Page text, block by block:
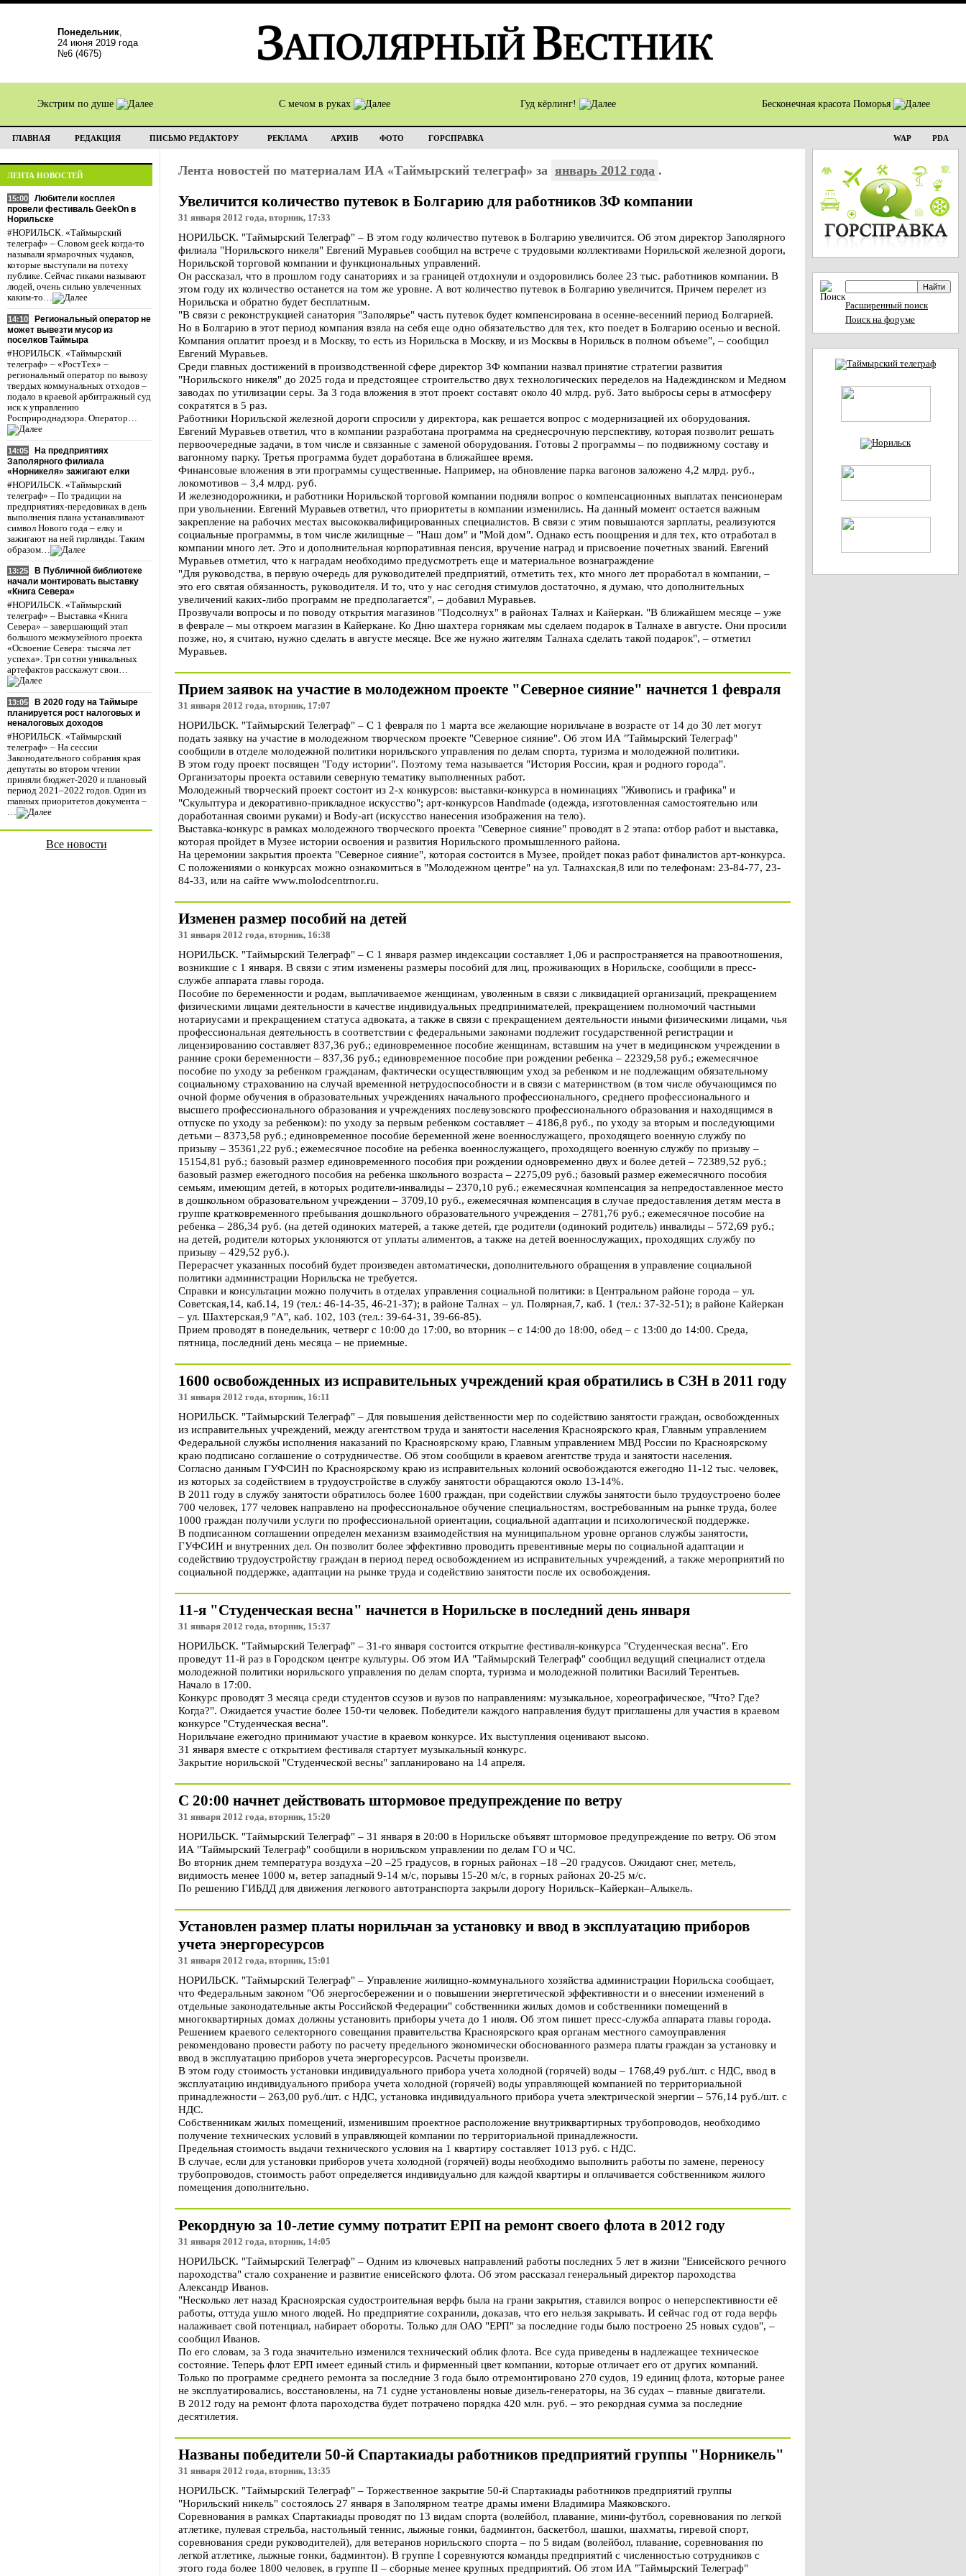
Понедельник,
24 июня 2019 года
№6 (4675)
Экстрим по душе С мечом в руках Гуд кёрлинг! Бесконечная красота Поморья
ГЛАВНАЯ РЕДАКЦИЯ ПИСЬМО РЕДАКТОРУ РЕКЛАМА АРХИВ ФОТО ГОРСПРАВКА WAP PDA
ЛЕНТА НОВОСТЕЙ
15:00
Любители косплея
провели фестиваль GeekOn в
Норильске
#НОРИЛЬСК. «Таймырский
телеграф» – Словом geek когда-то
называли ярмарочных чудаков,
которые выступали на потеху
публике. Сейчас гиками называют
людей, очень сильно увлеченных
каким-то…
14:10
Региональный оператор не
может вывезти мусор из
поселков Таймыра
#НОРИЛЬСК. «Таймырский
телеграф» – «РостТех» –
региональный оператор по вывозу
твердых коммунальных отходов –
подало в краевой арбитражный суд
иск к управлению
Росприроднадзора. Оператор…
14:05
На предприятиях
Заполярного филиала
«Норникеля» зажигают елки
#НОРИЛЬСК. «Таймырский
телеграф» – По традиции на
предприятиях-передовиках в день
выполнения плана устанавливают
символ Нового года – елку и
зажигают на ней гирлянды. Таким
образом…
13:25
В Публичной библиотеке
начали монтировать выставку
«Книга Севера»
#НОРИЛЬСК. «Таймырский
телеграф» – Выставка «Книга
Севера» – завершающий этап
большого межмузейного проекта
«Освоение Севера: тысяча лет
успеха». Три сотни уникальных
артефактов расскажут свои…
13:05
В 2020 году на Таймыре
планируется рост налоговых и
неналоговых доходов
#НОРИЛЬСК. «Таймырский
телеграф» – На сессии
Законодательного собрания края
депутаты во втором чтении
приняли бюджет-2020 и плановый
период 2021–2022 годов. Один из
главных приоритетов документа –
…
Все новости
Лента новостей по материалам ИА «Таймырский телеграф» за январь 2012 года .
Увеличится количество путевок в Болгарию для работников ЗФ компании
31 января 2012 года, вторник, 17:33
НОРИЛЬСК. "Таймырский Телеграф" – В этом году количество путевок в Болгарию увеличится. Об этом директор Заполярного
филиала "Норильского никеля" Евгений Муравьев сообщил на встрече с трудовыми коллективами Норильской железной дороги,
Норильской торговой компании и функциональных управлений.
Он рассказал, что в прошлом году санаториях и за границей отдохнули и оздоровились более 23 тыс. работников компании. В
этом году их количество останется на том же уровне. А вот количество путевок в Болгарию увеличится. Причем перелет из
Норильска и обратно будет бесплатным.
"В связи с реконструкцией санатория "Заполярье" часть путевок будет компенсирована в осенне-весенний период Болгарией.
Но в Болгарию в этот период компания взяла на себя еще одно обязательство для тех, кто поедет в Болгарию осенью и весной.
Компания оплатит проезд и в Москву, то есть из Норильска в Москву, и из Москвы в Норильск в полном объеме", – сообщил
Евгений Муравьев.
Среди главных достижений в производственной сфере директор ЗФ компании назвал принятие стратегии развития
"Норильского никеля" до 2025 года и предстоящее строительство двух технологических переделов на Надеждинском и Медном
заводах по утилизации серы. За 3 года вложения в этот проект составят около 40 млрд. руб. Зато выбросы серы в атмосферу
сократятся в 5 раз.
Работники Норильской железной дороги спросили у директора, как решается вопрос с модернизацией их оборудования.
Евгений Муравьев ответил, что в компании разработана программа на среднесрочную перспективу, которая позволит решать
первоочередные задачи, в том числе и связанные с заменой оборудования. Готовы 2 программы – по подвижному составу и
вагонному парку. Третья программа будет доработана в ближайшее время.
Финансовые вложения в эти программы существенные. Например, на обновление парка вагонов заложено 4,2 млрд. руб.,
локомотивов – 3,4 млрд. руб.
И железнодорожники, и работники Норильской торговой компании подняли вопрос о компенсационных выплатах пенсионерам
при увольнении. Евгений Муравьев ответил, что приоритеты в компании изменились. На данный момент остается важным
закрепление на рабочих местах высококвалифицированных специалистов. В связи с этим повышаются зарплаты, реализуются
социальные программы, в том числе жилищные – "Наш дом" и "Мой дом". Однако есть поощрения и для тех, кто отработал в
компании много лет. Это и дополнительная корпоративная пенсия, вручение наград и присвоение почетных званий. Евгений
Муравьев отметил, что к наградам необходимо предусмотреть еще и материальное вознаграждение
"Для руководства, в первую очередь для руководителей предприятий, отметить тех, кто много лет проработал в компании, –
это его святая обязанность, руководителя. И то, что у нас сегодня стимулов достаточно, я думаю, что дополнительных
увеличений каких-либо программ не предполагается", – добавил Муравьев.
Прозвучали вопросы и по поводу открытия магазинов "Подсолнух" в районах Талнах и Кайеркан. "В ближайшем месяце – уже
в феврале – мы откроем магазин в Кайеркане. Ко Дню шахтера горнякам мы сделаем подарок в Талнахе в августе. Они просили
позже, но, я считаю, нужно сделать в августе месяце. Все же нужно жителям Талнаха сделать такой подарок", – отметил
Муравьев.
Прием заявок на участие в молодежном проекте "Северное сияние" начнется 1 февраля
31 января 2012 года, вторник, 17:07
НОРИЛЬСК. "Таймырский Телеграф" – С 1 февраля по 1 марта все желающие норильчане в возрасте от 14 до 30 лет могут
подать заявку на участие в молодежном творческом проекте "Северное сияние". Об этом ИА "Таймырский Телеграф"
сообщили в отделе молодежной политики норильского управления по делам спорта, туризма и молодежной политики.
В этом году проект посвящен "Году истории". Поэтому тема называется "История России, края и родного города".
Организаторы проекта оставили северную тематику выполненных работ.
Молодежный творческий проект состоит из 2-х конкурсов: выставки-конкурса в номинациях "Живопись и графика" и
"Скульптура и декоративно-прикладное искусство"; арт-конкурсов Handmade (одежда, изготовленная самостоятельно или
доработанная своими руками) и Body-art (искусство нанесения изображения на тело).
Выставка-конкурс в рамках молодежного творческого проекта "Северное сияние" проводят в 2 этапа: отбор работ и выставка,
которая пройдет в Музее истории освоения и развития Норильского промышленного района.
На церемонии закрытия проекта "Северное сияние", которая состоится в Музее, пройдет показ работ финалистов арт-конкурса.
С положениями о конкурсах можно ознакомиться в "Молодежном центре" на ул. Талнахская,8 или по телефонам: 23-84-77, 23-
84-33, или на сайте www.molodcentrnor.ru.
Изменен размер пособий на детей
31 января 2012 года, вторник, 16:38
НОРИЛЬСК. "Таймырский Телеграф" – С 1 января размер индексации составляет 1,06 и распространяется на правоотношения,
возникшие с 1 января. В связи с этим изменены размеры пособий для лиц, проживающих в Норильске, сообщили в пресс-
службе аппарата главы города.
Пособие по беременности и родам, выплачиваемое женщинам, уволенным в связи с ликвидацией организаций, прекращением
физическими лицами деятельности в качестве индивидуальных предпринимателей, прекращением полномочий частными
нотариусами и прекращением статуса адвоката, а также в связи с прекращением деятельности иными физическими лицами, чья
профессиональная деятельность в соответствии с федеральными законами подлежит государственной регистрации и
лицензированию составляет 837,36 руб.; единовременное пособие женщинам, вставшим на учет в медицинском учреждении в
ранние сроки беременности – 837,36 руб.; единовременное пособие при рождении ребенка – 22329,58 руб.; ежемесячное
пособие по уходу за ребенком гражданам, фактически осуществляющим уход за ребенком и не подлежащим обязательному
социальному страхованию на случай временной нетрудоспособности и в связи с материнством (в том числе обучающимся по
очной форме обучения в образовательных учреждениях начального профессионального, среднего профессионального и
высшего профессионального образования и учреждениях послевузовского профессионального образования и находящимся в
отпуске по уходу за ребенком): по уходу за первым ребенком составляет – 4186,8 руб., по уходу за вторым и последующими
детьми – 8373,58 руб.; единовременное пособие беременной жене военнослужащего, проходящего военную службу по
призыву – 35361,22 руб.; ежемесячное пособие на ребенка военнослужащего, проходящего военную службу по призыву –
15154,81 руб.; базовый размер единовременного пособия при рождении одновременно двух и более детей – 72389,52 руб.;
базовый размер ежегодного пособия на ребенка школьного возраста – 2275,09 руб.; базовый размер ежемесячного пособия
семьям, имеющим детей, в которых родители-инвалиды – 2370,10 руб.; ежемесячная компенсация за непредоставленное место
в дошкольном образовательном учреждении – 3709,10 руб., ежемесячная компенсация в случае предоставления детям места в
группе кратковременного пребывания дошкольного образовательного учреждения – 2781,76 руб.; ежемесячное пособие на
ребенка – 286,34 руб. (на детей одиноких матерей, а также детей, где родители (одинокий родитель) инвалиды – 572,69 руб.;
на детей, родители которых уклоняются от уплаты алиментов, а также на детей военнослужащих, проходящих службу по
призыву – 429,52 руб.).
Перерасчет указанных пособий будет произведен автоматически, дополнительного обращения в управление социальной
политики администрации Норильска не требуется.
Справки и консультации можно получить в отделах управления социальной политики: в Центральном районе города – ул.
Советская,14, каб.14, 19 (тел.: 46-14-35, 46-21-37); в районе Талнах – ул. Полярная,7, каб. 1 (тел.: 37-32-51); в районе Кайеркан
– ул. Шахтерская,9 "А", каб. 102, 103 (тел.: 39-64-31, 39-66-85).
Прием проводят в понедельник, четверг с 10:00 до 17:00, во вторник – с 14:00 до 18:00, обед – с 13:00 до 14:00. Среда,
пятница, последний день месяца – не приемные.
1600 освобожденных из исправительных учреждений края обратились в СЗН в 2011 году
31 января 2012 года, вторник, 16:11
НОРИЛЬСК. "Таймырский Телеграф" – Для повышения действенности мер по содействию занятости граждан, освобожденных
из исправительных учреждений, между агентством труда и занятости населения Красноярского края, Главным управлением
Федеральной службы исполнения наказаний по Красноярскому краю, Главным управлением МВД России по Красноярскому
краю подписано соглашение о сотрудничестве. Об этом сообщили в краевом агентстве труда и занятости населения.
Согласно данным ГУФСИН по Красноярскому краю из исправительных колоний освобождаются ежегодно 11-12 тыс. человек,
из которых за содействием в трудоустройстве в службу занятости обращаются около 13-14%.
В 2011 году в службу занятости обратилось более 1600 граждан, при содействии службы занятости было трудоустроено более
700 человек, 177 человек направлено на профессиональное обучение специальностям, востребованным на рынке труда, более
1000 граждан получили услуги по профессиональной ориентации, социальной адаптации и психологической поддержке.
В подписанном соглашении определен механизм взаимодействия на муниципальном уровне органов службы занятости,
ГУФСИН и внутренних дел. Он позволит более эффективно проводить превентивные меры по социальной адаптации и
содействию трудоустройству граждан в период перед освобождением из исправительных учреждений, а также мероприятий по
социальной поддержке, адаптации на рынке труда и содействию занятости после их освобождения.
11-я "Студенческая весна" начнется в Норильске в последний день января
31 января 2012 года, вторник, 15:37
НОРИЛЬСК. "Таймырский Телеграф" – 31-го января состоится открытие фестиваля-конкурса "Студенческая весна". Его
проведут 11-й раз в Городском центре культуры. Об этом ИА "Таймырский Телеграф" сообщил ведущий специалист отдела
молодежной политики норильского управления по делам спорта, туризма и молодежной политики Василий Терентьев.
Начало в 17:00.
Конкурс проводят 3 месяца среди студентов ссузов и вузов по направлениям: музыкальное, хореографическое, "Что? Где?
Когда?". Ожидается участие более 150-ти человек. Победители каждого направления будут приглашены для участия в краевом
конкурсе "Студенческая весна".
Норильчане ежегодно принимают участие в краевом конкурсе. Их выступления оценивают высоко.
31 января вместе с открытием фестиваля стартует музыкальный конкурс.
Закрытие норильской "Студенческой весны" запланировано на 14 апреля.
С 20:00 начнет действовать штормовое предупреждение по ветру
31 января 2012 года, вторник, 15:20
НОРИЛЬСК. "Таймырский Телеграф" – 31 января в 20:00 в Норильске объявят штормовое предупреждение по ветру. Об этом
ИА "Таймырский Телеграф" сообщили в норильском управлении по делам ГО и ЧС.
Во вторник днем температура воздуха –20 –25 градусов, в горных районах –18 –20 градусов. Ожидают снег, метель,
видимость менее 1000 м, ветер западный 9-14 м/с, порывы 15-20 м/с, в горных районах 20-25 м/с.
По решению ГИБДД для движения легкового автотранспорта закрыли дорогу Норильск–Кайеркан–Алыкель.
Установлен размер платы норильчан за установку и ввод в эксплуатацию приборов
учета энергоресурсов
31 января 2012 года, вторник, 15:01
НОРИЛЬСК. "Таймырский Телеграф" – Управление жилищно-коммунального хозяйства администрации Норильска сообщает,
что Федеральным законом "Об энергосбережении и о повышении энергетической эффективности и о внесении изменений в
отдельные законодательные акты Российской Федерации" собственники жилых домов и собственники помещений в
многоквартирных домах должны установить приборы учета до 1 июля. Об этом пишет пресс-служба аппарата главы города.
Решением краевого селекторного совещания правительства Красноярского края органам местного самоуправления
рекомендовано провести работу по расчету предельного экономически обоснованного размера платы граждан за установку и
ввод в эксплуатацию приборов учета энергоресурсов. Расчеты произвели.
В этом году стоимость установки индивидуального прибора учета холодной (горячей) воды – 1768,49 руб./шт. с НДС, ввод в
эксплуатацию индивидуального прибора учета холодной (горячей) воды управляющей компанией по территориальной
принадлежности – 263,00 руб./шт. с НДС, установка индивидуального прибора учета электрической энергии – 576,14 руб./шт. с
НДС.
Собственникам жилых помещений, изменившим проектное расположение внутриквартирных трубопроводов, необходимо
получение технических условий в управляющей компании по территориальной принадлежности.
Предельная стоимость выдачи технического условия на 1 квартиру составляет 1013 руб. с НДС.
В случае, если для установки приборов учета холодной (горячей) воды необходимо выполнить работы по замене, переносу
трубопроводов, стоимость работ определяется индивидуально для каждой квартиры и оплачивается собственником жилого
помещения дополнительно.
Рекордную за 10-летие сумму потратит ЕРП на ремонт своего флота в 2012 году
31 января 2012 года, вторник, 14:05
НОРИЛЬСК. "Таймырский Телеграф" – Одним из ключевых направлений работы последних 5 лет в жизни "Енисейского речного
пароходства" стало сохранение и развитие енисейского флота. Об этом рассказал генеральный директор пароходства
Александр Иванов.
"Несколько лет назад Красноярская судостроительная верфь была на грани закрытия, ставился вопрос о неперспективности её
работы, оттуда ушло много людей. Но предприятие сохранили, доказав, что его нельзя закрывать. И сейчас год от года верфь
налаживает свой потенциал, набирает обороты. Только для ОАО "ЕРП" за последние годы было построено 25 новых судов", –
сообщил Иванов.
По его словам, за 3 года значительно изменился технический облик флота. Все суда приведены в надлежащее техническое
состояние. Теперь флот ЕРП имеет единый стиль и фирменный цвет компании, которые отличает его от других компаний.
Только по программе среднего ремонта за последние 3 года было отремонтировано 270 судов, 19 единиц флота, которые ранее
не эксплуатировались, восстановлены, на 71 судне установлены новые дизель-генераторы, на 36 судах – главные двигатели.
В 2012 году на ремонт флота пароходства будет потрачено порядка 420 млн. руб. – это рекордная сумма за последние
десятилетия.
Названы победители 50-й Спартакиады работников предприятий группы "Норникель"
31 января 2012 года, вторник, 13:35
НОРИЛЬСК. "Таймырский Телеграф" – Торжественное закрытие 50-й Спартакиады работников предприятий группы
"Норильский никель" состоялось 27 января в Заполярном театре драмы имени Владимира Маяковского.
Соревнования в рамках Спартакиады проводят по 13 видам спорта (волейбол, плавание, мини-футбол, соревнования по легкой
атлетике, пулевая стрельба, настольный теннис, лыжные гонки, бадминтон, баскетбол, шашки, шахматы, гиревой спорт,
соревнования среди руководителей), для ветеранов норильского спорта – по 5 видам (волейбол, плавание, соревнования по
легкой атлетике, лыжные гонки, бадминтон). В группе I соревнуются команды предприятий с численностью сотрудников с
этого года более 1800 человек, в группе II – сборные менее крупных предприятий. Об этом ИА "Таймырский Телеграф"
Расширенный поиск
Поиск на форуме